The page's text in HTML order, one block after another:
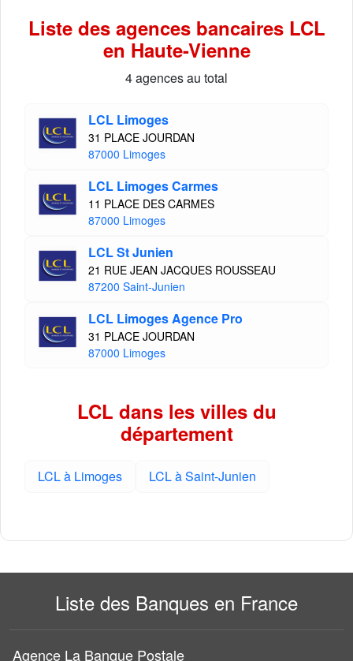
Liste des agences bancaires LCL
en Haute-Vienne
4 agences au total
LCL Limoges
31 PLACE JOURDAN
87000 Limoges
LCL Limoges Carmes
11 PLACE DES CARMES
87000 Limoges
LCL St Junien
21 RUE JEAN JACQUES ROUSSEAU
87200 Saint-Junien
LCL Limoges Agence Pro
31 PLACE JOURDAN
87000 Limoges
LCL dans les villes du
département
LCL à Limoges LCL à Saint-Junien
Liste des Banques en France
Agence La Banque Postale